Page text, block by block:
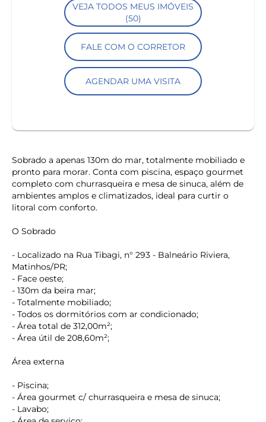
VEJA TODOS MEUS IMÓVEIS
(50)
FALE COM O CORRETOR
AGENDAR UMA VISITA
Sobrado a apenas 130m do mar, totalmente mobiliado e
pronto para morar. Conta com piscina, espaço gourmet
completo com churrasqueira e mesa de sinuca, além de
ambientes amplos e climatizados, ideal para curtir o
litoral com conforto.
O Sobrado
- Localizado na Rua Tibagi, n° 293 - Balneário Riviera,
Matinhos/PR;
- Face oeste;
- 130m da beira mar;
- Totalmente mobiliado;
- Todos os dormitórios com ar condicionado;
- Área total de 312,00m²;
- Área útil de 208,60m²;
Área externa
- Piscina;
- Área gourmet c/ churrasqueira e mesa de sinuca;
- Lavabo;